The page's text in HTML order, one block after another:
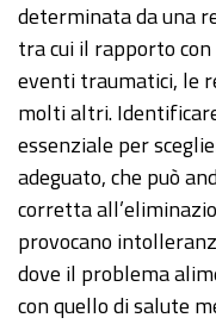
determinata da una
tra cui il rapporto
eventi traumatici, le
molti altri.
essenziale per
adeguato, che può
corretta
provocano
dove il problema
con quello di salute